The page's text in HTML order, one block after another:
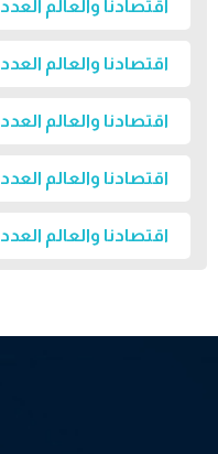
اقتصادنا والعالم العدد 443
اقتصادنا والعالم العدد 442
اقتصادنا والعالم العدد 441
اقتصادنا والعالم العدد 440
اقتصادنا والعالم العدد 439